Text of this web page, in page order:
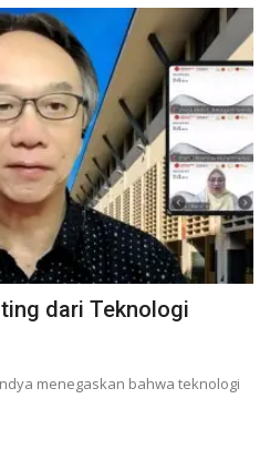
dari Teknologi
menegaskan bahwa teknologi